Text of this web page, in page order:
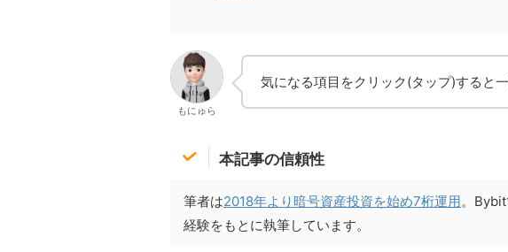
もにゅら
気になる項目をクリック(タップ)すると
本記事の信頼性
筆者は2018年より暗号資産投資を始め7桁運用。
経験をもとに執筆しています。